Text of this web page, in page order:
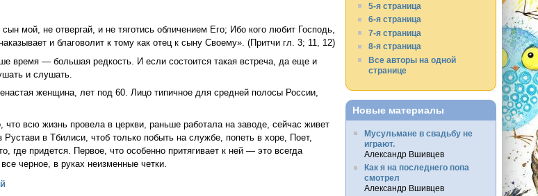
мой, не отвергай, и не тяготись обличением Его; Ибо кого любит Господь,
и благоволит к тому как отец к сыну Своему». (Притчи гл. 3; 11, 12)
время — большая редкость. И если состоится такая встреча, да еще и
и слушать.
женщина, лет под 60. Лицо типичное для средней полосы России,
всю жизнь провела в церкви, раньше работала на заводе, сейчас живет
Рустави в Тбилиси, чтоб только побыть на службе, попеть в хоре, Поет,
где придется. Первое, что особенно притягивает к ней — это всегда
черное, в руках неизменные четки.
5-я страница
6-я страница
7-я страница
8-я страница
Все авторы на одной
странице
Новые материалы
Мусульмане в свадьбу не
играют.
Александр Вшивцев
Как я на последнего попа
смотрел
Александр Вшивцев